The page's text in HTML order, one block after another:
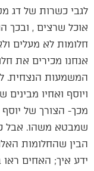
לגבי כשרות של דג
אוכל שרצים , ובכך
חלומות לא מעלים
אנחנו מכירים את
המשמעות הנצחית.
ויוסף ואחיו
מכך- הצורך של
שמבטא משהו. אבל
הבין שהחלומות
ידע איך; האחים